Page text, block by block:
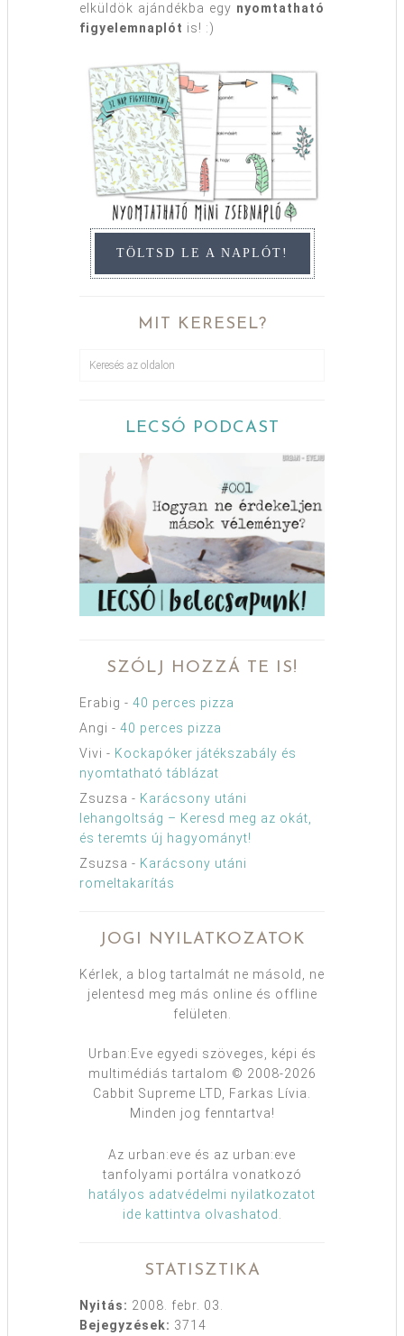
elküldök ajándékba egy nyomtatható
figyelemnaplót is! :)
TÖLTSD LE A NAPLÓT!
MIT KERESEL?
LECSÓ PODCAST
SZÓLJ HOZZÁ TE IS!
Erabig - 40 perces pizza
Angi - 40 perces pizza
Vivi - Kockapóker játékszabály és
nyomtatható táblázat
Zsuzsa - Karácsony utáni
lehangoltság – Keresd meg az okát,
és teremts új hagyományt!
Zsuzsa - Karácsony utáni
romeltakarítás
JOGI NYILATKOZATOK
Kérlek, a blog tartalmát ne másold, ne
jelentesd meg más online és offline
felületen.
Urban:Eve egyedi szöveges, képi és
multimédiás tartalom © 2008-2026
Cabbit Supreme LTD, Farkas Lívia.
Minden jog fenntartva!
Az urban:eve és az urban:eve
tanfolyami portálra vonatkozó
hatályos adatvédelmi nyilatkozatot
ide kattintva olvashatod
STATISZTIKA
Nyitás: 2008. febr. 03.
Bejegyzések: 3714